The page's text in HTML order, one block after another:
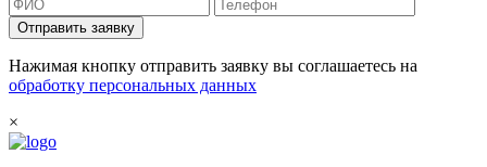
Отправить заявку
Нажимая кнопку отправить заявку вы соглашаетесь на
обработку персональных данных
×